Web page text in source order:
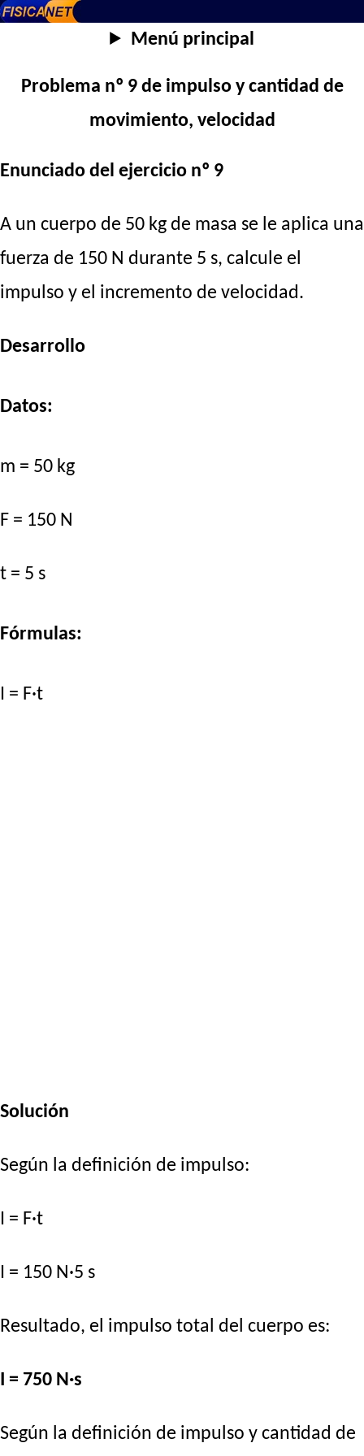
Menú principal
Problema nº 9 de impulso y cantidad de
movimiento, velocidad
Enunciado del ejercicio nº 9
A un cuerpo de 50 kg de masa se le aplica una
fuerza de 150 N durante 5 s, calcule el
impulso y el incremento de velocidad.
Desarrollo
Datos:
m = 50 kg
F = 150 N
t = 5 s
Fórmulas:
I = F·t
Solución
Según la definición de impulso:
I = F·t
I = 150 N·5 s
Resultado, el impulso total del cuerpo es:
I = 750 N·s
Según la definición de impulso y cantidad de